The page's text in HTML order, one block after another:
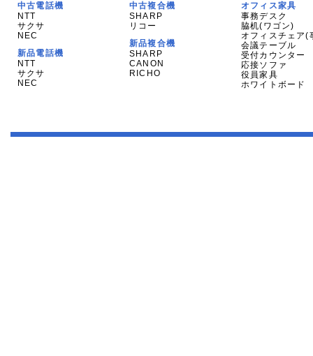
中古電話機
NTT
サクサ
NEC
新品電話機
NTT
サクサ
NEC
中古複合機
SHARP
リコー
新品複合機
SHARP
CANON
RICHO
オフィス家具
事務デスク
脇机(ワゴン)
オフィスチェア(
会議テーブル
受付カウンター
応接ソファ
役員家具
ホワイトボード